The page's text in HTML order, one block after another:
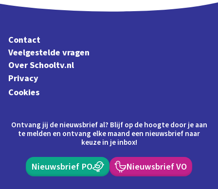
Contact
Veelgestelde vragen
Over Schooltv.nl
Privacy
Cookies
Ontvang jij de nieuwsbrief al? Blijf op de hoogte door je aan
te melden en ontvang elke maand een nieuwsbrief naar
keuze in je inbox!
Nieuwsbrief PO Nieuwsbrief VO